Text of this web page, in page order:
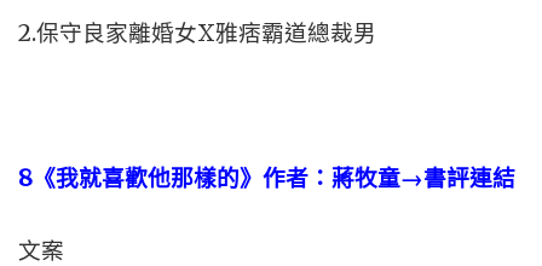
2.保守良家離婚女X雅痞霸道總裁男
8 《我就喜歡他那樣的》作者：蔣牧童→書評連結
文案